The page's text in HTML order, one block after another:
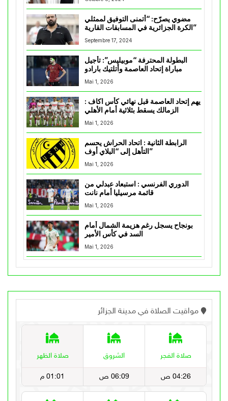
مضوي يصرّح: “أتمنى التوفيق لممثلي
الكرة الجزائرية في المسابقات القارية”
Septembre 17, 2024
البطولة المحترفة “موبيليس”: تأجيل
مباراة إتحاد العاصمة وأتلتيك بارادو
Mai 1, 2026
يهم إتحاد العاصمة قبل نهائي كأس اكاف :
Mai 1, 2026
الرابطة الثانية : اتحاد الحراش يحسم
التأهل إلى “البلاي أوف”
Mai 1, 2026
الدوري الفرنسي : استبعاد عبدلي من
قائمة مرسيليا أمام نانت
Mai 1, 2026
بونجاح يسجل رغم هزيمة الشمال أمام
السد في كأس الأمير
Mai 1, 2026